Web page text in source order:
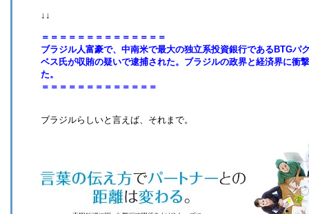
↓↓
＝＝＝＝＝＝＝＝＝＝＝＝＝＝
ブラジル人富豪で、中南米で最大の独立系投資銀行であるBTGパ
ベス氏が収賄の疑いで逮捕された。ブラジルの政界と経済界に衝
た。
＝＝＝＝＝＝＝＝＝＝＝＝＝
ブラジルらしいと言えば、それまで。